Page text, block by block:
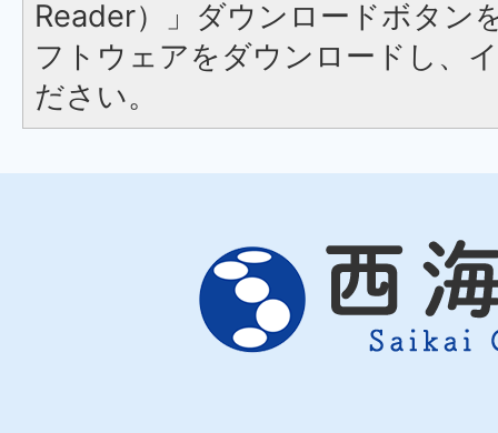
Reader）」ダウンロードボタン
フトウェアをダウンロードし、
ださい。